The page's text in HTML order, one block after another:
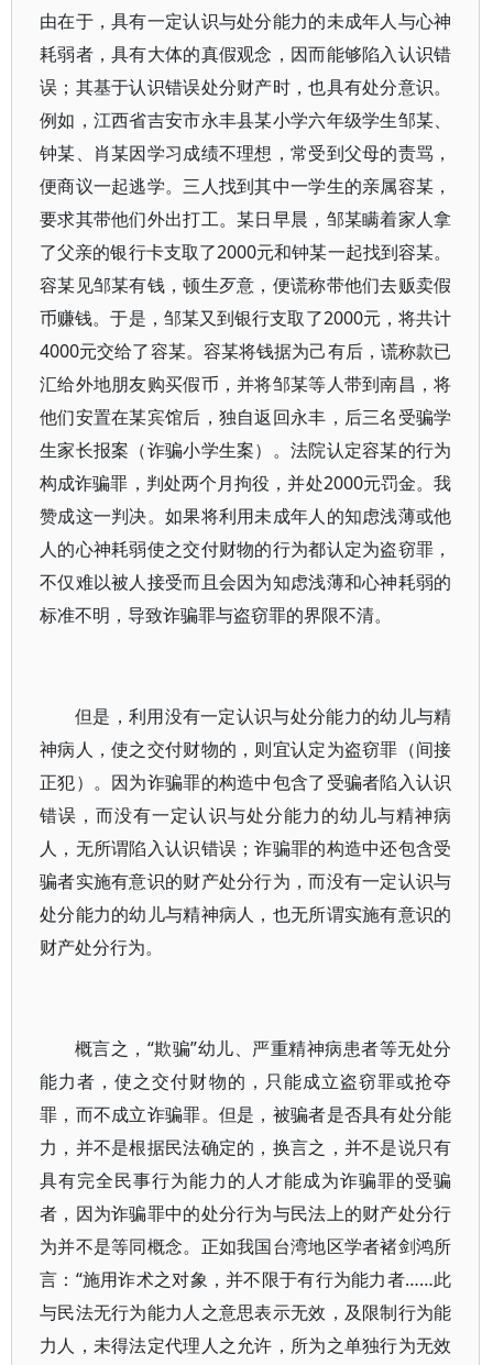
由在于，具有一定认识与处分能力的未成年人与心神
耗弱者，具有大体的真假观念，因而能够陷入认识错
误；其基于认识错误处分财产时，也具有处分意识。
例如，江西省吉安市永丰县某小学六年级学生邹某、
钟某、肖某因学习成绩不理想，常受到父母的责骂，
便商议一起逃学。三人找到其中一学生的亲属容某，
要求其带他们外出打工。某日早晨，邹某瞒着家人拿
了父亲的银行卡支取了2000元和钟某一起找到容某。
容某见邹某有钱，顿生歹意，便谎称带他们去贩卖假
币赚钱。于是，邹某又到银行支取了2000元，将共计
4000元交给了容某。容某将钱据为己有后，谎称款已
汇给外地朋友购买假币，并将邹某等人带到南昌，将
他们安置在某宾馆后，独自返回永丰，后三名受骗学
生家长报案（诈骗小学生案）。法院认定容某的行为
构成诈骗罪，判处两个月拘役，并处2000元罚金。我
赞成这一判决。如果将利用未成年人的知虑浅薄或他
人的心神耗弱使之交付财物的行为都认定为盗窃罪，
不仅难以被人接受而且会因为知虑浅薄和心神耗弱的
标准不明，导致诈骗罪与盗窃罪的界限不清。
但是，利用没有一定认识与处分能力的幼儿与精
神病人，使之交付财物的，则宜认定为盗窃罪（间接
正犯）。因为诈骗罪的构造中包含了受骗者陷入认识
错误，而没有一定认识与处分能力的幼儿与精神病
人，无所谓陷入认识错误；诈骗罪的构造中还包含受
骗者实施有意识的财产处分行为，而没有一定认识与
处分能力的幼儿与精神病人，也无所谓实施有意识的
财产处分行为。
概言之，“欺骗”幼儿、严重精神病患者等无处分
能力者，使之交付财物的，只能成立盗窃罪或抢夺
罪，而不成立诈骗罪。但是，被骗者是否具有处分能
力，并不是根据民法确定的，换言之，并不是说只有
具有完全民事行为能力的人才能成为诈骗罪的受骗
者，因为诈骗罪中的处分行为与民法上的财产处分行
为并不是等同概念。正如我国台湾地区学者褚剑鸿所
言：“施用诈术之对象，并不限于有行为能力者……此
与民法无行为能力人之意思表示无效，及限制行为能
力人，未得法定代理人之允许，所为之单独行为无效